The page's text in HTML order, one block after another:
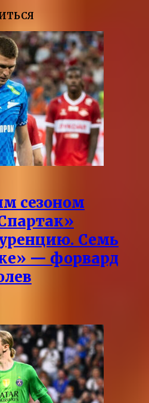
сезоном
Семь
— форвард